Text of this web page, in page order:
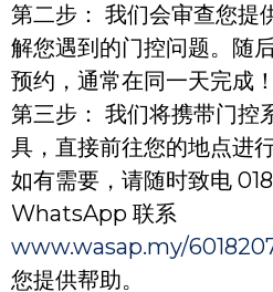
第二步： 我们会审查您提
解您遇到的门控问题。随
预约，通常在同一天完成！
第三步： 我们将携带门控
具，直接前往您的地点进行
如有需要，请随时致电
WhatsApp 联系
www.wasap.my/
您提供帮助。